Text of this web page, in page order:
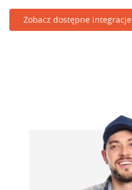
Zobacz dostępne integracje